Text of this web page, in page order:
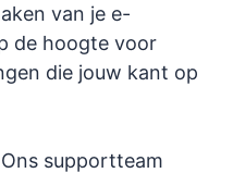
van je e-
de hoogte voor
die jouw kant op
Ons supportteam